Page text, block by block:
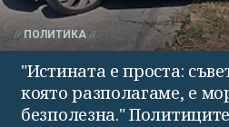
ПОЛИТИКА
"Истината е проста:
която разполагаме, е
безполезна."